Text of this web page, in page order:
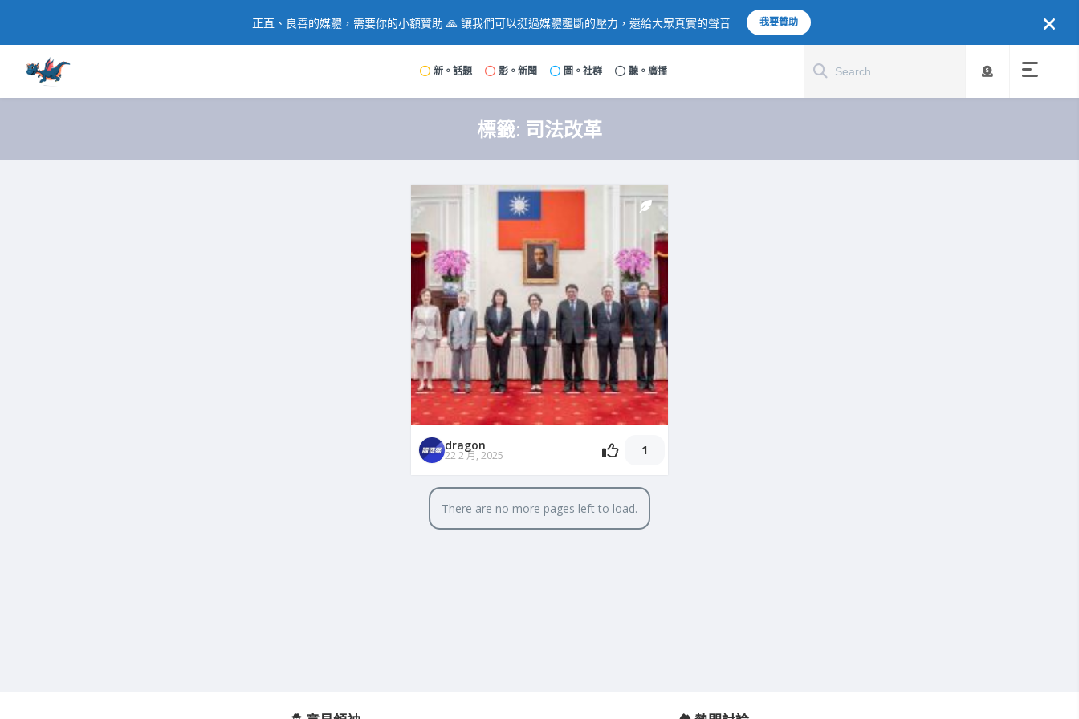
正直、良善的媒體，需要你的小額贊助 🙏 讓我們可以挺過媒體壟斷的壓力，還給大眾真實的聲音 我要贊助
新。話題 影。新聞 圖。社群 聽。廣播
標籤: 司法改革
dragon
22 2 月, 2025 1
There are no more pages left to load.